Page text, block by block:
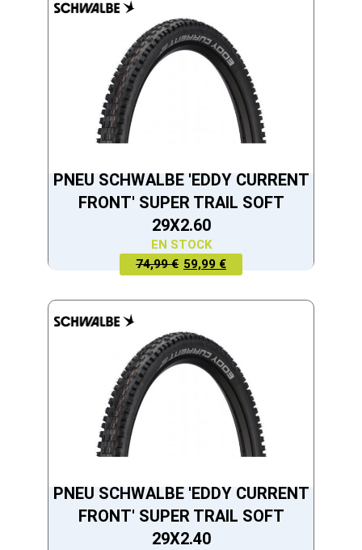
PNEU SCHWALBE 'EDDY CURRENT
FRONT' SUPER TRAIL SOFT
29X2.60
EN STOCK
74,99 €
LE PRIX
ÉTAIT :
74,99 €.
59,99 €
LE PRIX
EST :
59,99 €.
PNEU SCHWALBE 'EDDY CURRENT
FRONT' SUPER TRAIL SOFT
29X2.40